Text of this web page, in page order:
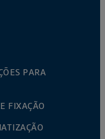
PARA
FIXAÇÃO